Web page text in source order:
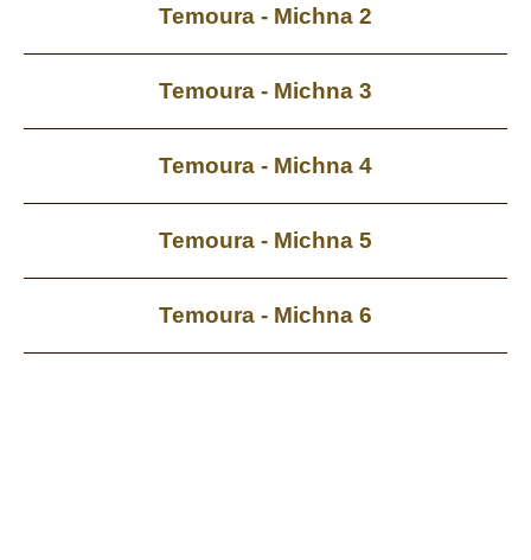
Temoura - Michna 2
Temoura - Michna 3
Temoura - Michna 4
Temoura - Michna 5
Temoura - Michna 6